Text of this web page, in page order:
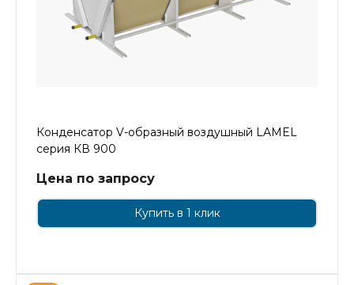
Конденсатор V-образный воздушный LAMEL
серия КВ 900
Цена по запросу
Купить в 1 клик